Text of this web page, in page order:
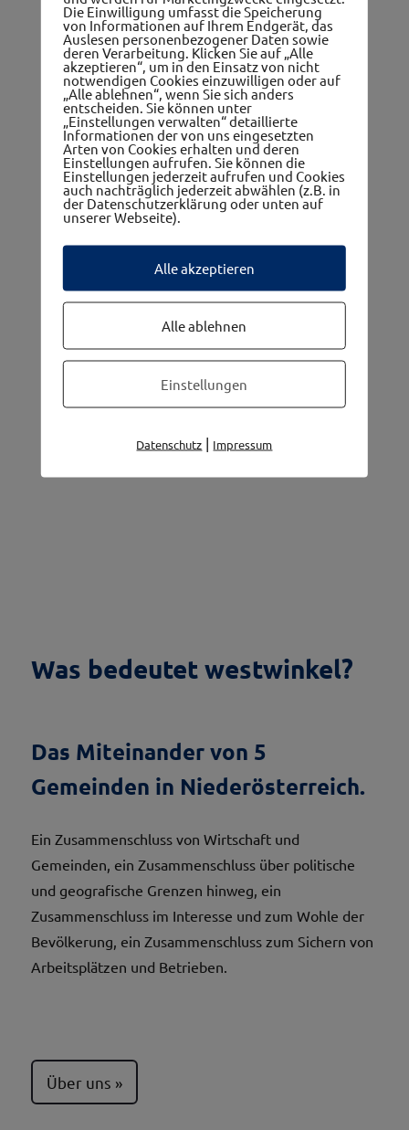
Frauennetzwerk
Die 5 Gemeinden im westwinkel
Was bedeutet westwinkel?
Das Miteinander von 5
Gemeinden in Niederösterreich.
Ein Zusammenschluss von Wirtschaft und
Gemeinden, ein Zusammenschluss über politische
und geografische Grenzen hinweg, ein
Zusammenschluss im Interesse und zum Wohle der
Bevölkerung, ein Zusammenschluss zum Sichern von
Arbeitsplätzen und Betrieben.
Über uns
Die Einwilligung umfasst die Speicherung
von Informationen auf Ihrem Endgerät, das
Auslesen personenbezogener Daten sowie
deren Verarbeitung. Klicken Sie auf „Alle
akzeptieren“, um in den Einsatz von nicht
notwendigen Cookies einzuwilligen oder auf
„Alle ablehnen“, wenn Sie sich anders
entscheiden. Sie können unter
„Einstellungen verwalten“ detaillierte
Informationen der von uns eingesetzten
Arten von Cookies erhalten und deren
Einstellungen aufrufen. Sie können die
Einstellungen jederzeit aufrufen und Cookies
auch nachträglich jederzeit abwählen (z.B. in
der Datenschutzerklärung oder unten auf
unserer Webseite).
Alle akzeptieren
Alle ablehnen
Einstellungen
Datenschutz | Impressum